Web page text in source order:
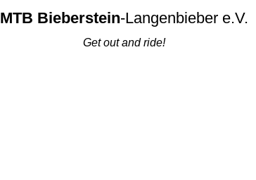
MTB Bieberstein-Langenbieber e.V.
Get out and ride!